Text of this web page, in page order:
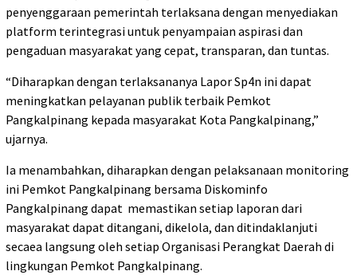
penyenggaraan pemerintah terlaksana dengan menyediakan
platform terintegrasi untuk penyampaian aspirasi dan
pengaduan masyarakat yang cepat, transparan, dan tuntas.
“Diharapkan dengan terlaksananya Lapor Sp4n ini dapat
meningkatkan pelayanan publik terbaik Pemkot
Pangkalpinang kepada masyarakat Kota Pangkalpinang,”
ujarnya.
Ia menambahkan, diharapkan dengan pelaksanaan monitoring
ini Pemkot Pangkalpinang bersama Diskominfo
Pangkalpinang dapat memastikan setiap laporan dari
masyarakat dapat ditangani, dikelola, dan ditindaklanjuti
secaea langsung oleh setiap Organisasi Perangkat Daerah di
lingkungan Pemkot Pangkalpinang.